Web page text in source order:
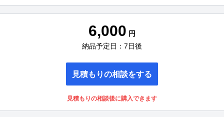
6,000 円
納品予定日：7日後
見積もりの相談をする
見積もりの相談後に購入できます